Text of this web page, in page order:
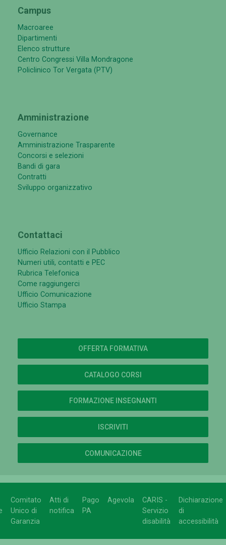
Campus
Macroaree
Dipartimenti
Elenco strutture
Centro Congressi Villa Mondragone
Policlinico Tor Vergata (PTV)
Amministrazione
Governance
Amministrazione Trasparente
Concorsi e selezioni
Bandi di gara
Contratti
Sviluppo organizzativo
Contattaci
Ufficio Relazioni con il Pubblico
Numeri utili, contatti e PEC
Rubrica Telefonica
Come raggiungerci
Ufficio Comunicazione
Ufficio Stampa
OFFERTA FORMATIVA
CATALOGO CORSI
FORMAZIONE INSEGNANTI
ISCRIVITI
COMUNICAZIONE
Comitato
Unico di
Garanzia
Atti di
notifica
Pago
PA
Agevola
CARIS -
Servizio
disabilità
Dichiarazione
di
accessibilità